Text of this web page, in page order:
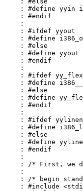
: #define yyin
: #endif
:
: #ifdef yyout
: #define
: #else
: #define yyout
: #endif
:
: #ifdef
: #define
: #else
: #define
: #endif
:
: #ifdef
: #define
: #else
: #define
: #endif
:
: /* First, we
:
: /* begin
: #include